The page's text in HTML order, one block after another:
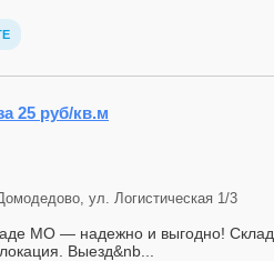
25 руб/кв.м
ул. Логистическая 1/3
МО — надежно и выгодно!
Выезд&nb...